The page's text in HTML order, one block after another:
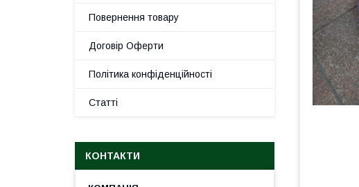
Повернення товару
Договір Оферти
Політика конфіденційності
Статті
КОНТАКТИ